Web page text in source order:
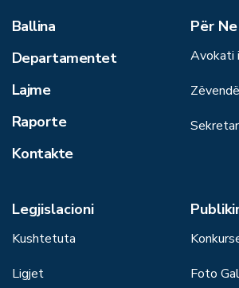
Ballina
Departamentet
Lajme
Raporte
Kontakte
Për Ne
Avokati
Legjislacioni
Kushtetuta
Ligjet
Foto